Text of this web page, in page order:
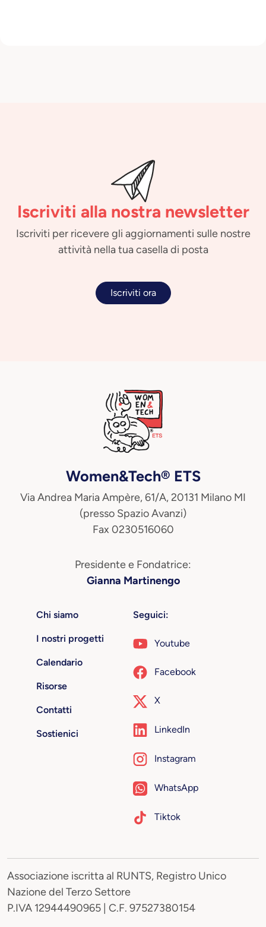
Iscriviti alla nostra newsletter
Iscriviti per ricevere gli aggiornamenti sulle nostre
attività nella tua casella di posta
Iscriviti ora
Women&Tech® ETS
Via Andrea Maria Ampère, 61/A, 20131 Milano MI
(presso Spazio Avanzi)
Fax 0230516060
Presidente e Fondatrice:
Gianna Martinengo
Chi siamo
I nostri progetti
Calendario
Risorse
Contatti
Sostienici
Seguici:
Youtube
Facebook
X
LinkedIn
Instagram
WhatsApp
Tiktok
Associazione iscritta al RUNTS, Registro Unico
Nazione del Terzo Settore
P.IVA 12944490965 | C.F. 97527380154